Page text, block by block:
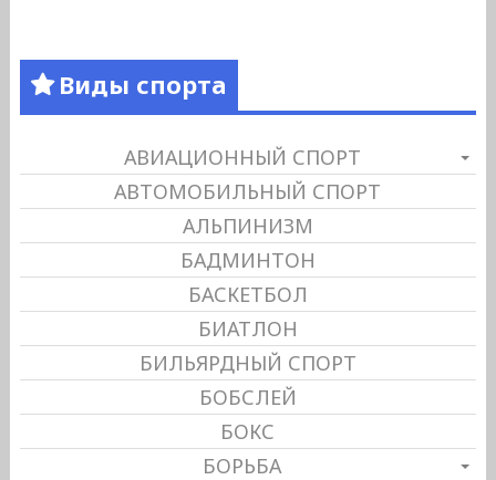
Виды спорта
АВИАЦИОННЫЙ СПОРТ
АВТОМОБИЛЬНЫЙ СПОРТ
АЛЬПИНИЗМ
БАДМИНТОН
БАСКЕТБОЛ
БИАТЛОН
БИЛЬЯРДНЫЙ СПОРТ
БОБСЛЕЙ
БОКС
БОРЬБА